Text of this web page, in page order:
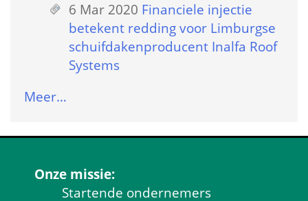
6 Mar 2020 Financiele injectie
betekent redding voor Limburgse
schuifdakenproducent Inalfa Roof
Systems
Meer…
Onze missie:
Startende ondernemers